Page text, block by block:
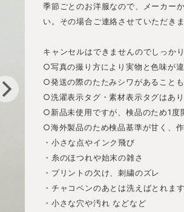
季節ごとのお洋服なので、メーカー
い。その場合ご連絡させていただきま
キャンセルはできませんのでしっか
○写真の撮り方により実物と色味が
○発送の際のたたみシワがあることも
○洗濯表示タグ・素材表示タグはあ
○新品未使用ですが、検品のため1度
○海外製品のため検品基準が甘く、
・小さな点やインク飛び
・糸のほつれや始末の雑さ
・プリントの欠け、刺繍のズレ
・チャコペンのあとは洗えばとれます
・小さな穴や汚れ などなど